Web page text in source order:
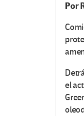
Por
el